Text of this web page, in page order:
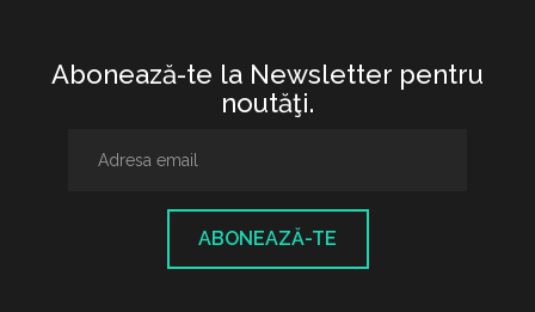
Abonează-te la Newsletter pentru
noutăţi.
ABONEAZĂ-TE